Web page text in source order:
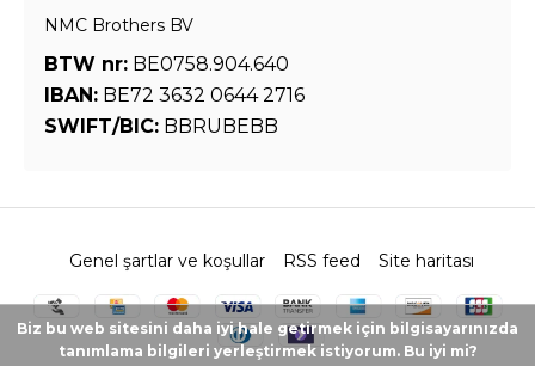
NMC Brothers BV
BTW nr: BE0758.904.640
IBAN: BE72 3632 0644 2716
SWIFT/BIC: BBRUBEBB
Genel şartlar ve koşullar RSS feed Site haritası
Biz bu web sitesini daha iyi hale getirmek için bilgisayarınızda
tanımlama bilgileri yerleştirmek istiyorum. Bu iyi mi?